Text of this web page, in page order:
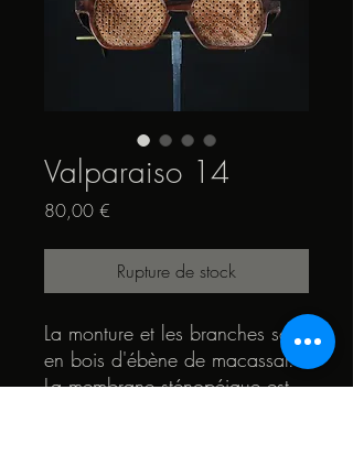
Valparaiso 14
80,00 €
Rupture de stock
La monture et les branches sont
en bois d'ébène de macassar.
La membrane sténopéique est